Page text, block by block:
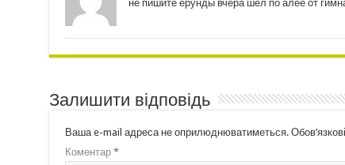
не пишите ерунды вчера шёл по алее от
Залишити відповідь
Ваша e-mail адреса не оприлюднюватиметься.
Коментар *